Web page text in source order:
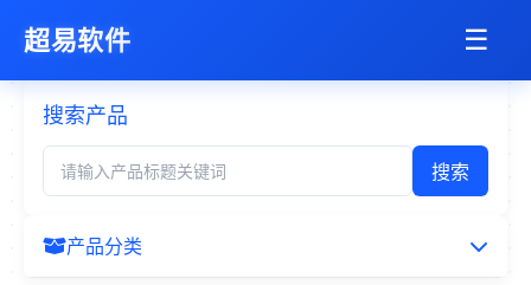
超易软件 ☰
搜索产品
搜索
产品分类